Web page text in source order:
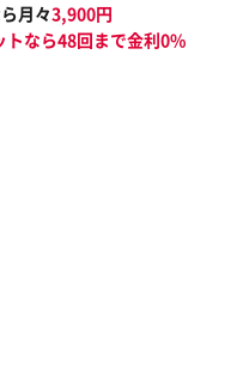
月々3,900円
トなら48回まで金利0%